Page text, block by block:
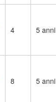
4 5 anni
8 5 anni